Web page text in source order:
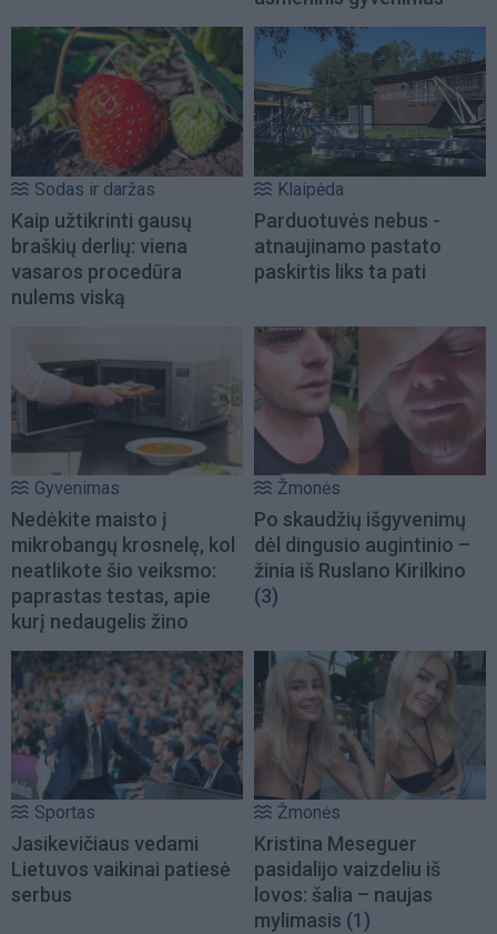
Sodas ir daržas
Kaip užtikrinti gausų
braškių derlių: viena
vasaros procedūra
nulems viską
Klaipėda
Parduotuvės nebus -
atnaujinamo pastato
paskirtis liks ta pati
Gyvenimas
Nedėkite maisto į
mikrobangų krosnelę, kol
neatlikote šio veiksmo:
paprastas testas, apie
kurį nedaugelis žino
Žmonės
Po skaudžių išgyvenimų
dėl dingusio augintinio –
žinia iš Ruslano Kirilkino
(3)
Sportas
Jasikevičiaus vedami
Lietuvos vaikinai patiesė
serbus
Žmonės
Kristina Meseguer
pasidalijo vaizdeliu iš
lovos: šalia – naujas
mylimasis (1)